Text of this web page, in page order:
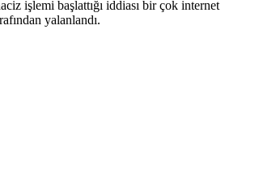
işlemi başlattığı iddiası bir çok internet
yalanlandı.